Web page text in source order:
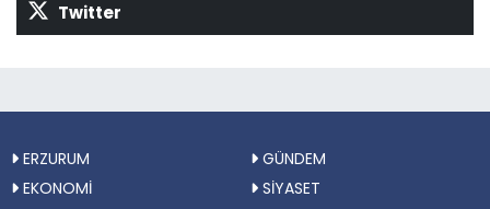
Twitter
ERZURUM
GÜNDEM
EKONOMİ
SİYASET